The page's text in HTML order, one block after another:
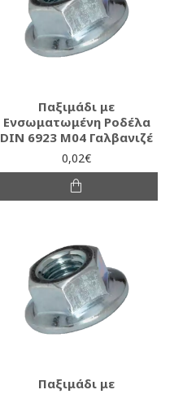
Παξιμάδι με
Ενσωματωμένη Ροδέλα
DIN 6923 Μ04 Γαλβανιζέ
0,02€
Παξιμάδι με